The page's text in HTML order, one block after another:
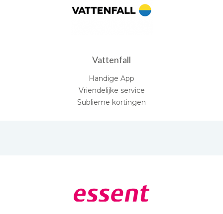
Vattenfall
Handige App
Vriendelijke service
Sublieme kortingen